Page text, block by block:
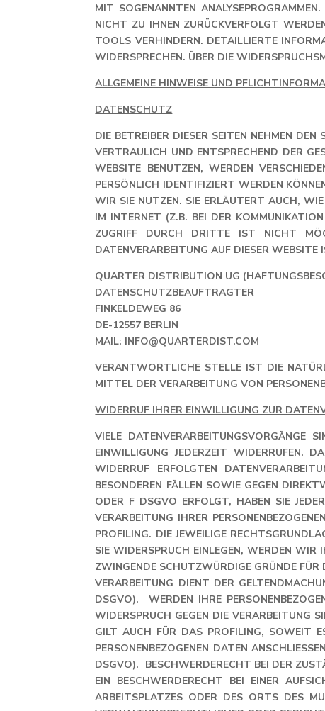
MIT SOGENANNTEN
NICHT ZU IHNEN ZURÜCKVERFOLGT
TOOLS VERHINDERN. DETAILLIERTE
WIDERSPRECHEN. ÜBER DIE
ALLGEMEINE HINWEISE UND
DATENSCHUTZ
DIE BETREIBER DIESER SEITEN NEHMEN
VERTRAULICH UND ENTSPRECHEND DER
WEBSITE BENUTZEN, WERDEN
PERSÖNLICH IDENTIFIZIERT WERDEN
WIR SIE NUTZEN. SIE ERLÄUTERT AUCH,
IM INTERNET (Z.B. BEI DER
ZUGRIFF DURCH DRITTE IST NICHT
DATENVERARBEITUNG AUF DIESER WEBSITE
QUARTER DISTRIBUTION UG
DATENSCHUTZBEAUFTRAGTER
FINKELDEWEG 86
DE-12557 BERLIN
MAIL: INFO@QUARTERDIST.COM
VERANTWORTLICHE STELLE IST DIE
MITTEL DER VERARBEITUNG VON
WIDERRUF IHRER EINWILLIGUNG ZUR
VIELE DATENVERARBEITUNGSVORGÄNGE
EINWILLIGUNG JEDERZEIT WIDERRUFEN.
IDERRUF ERFOLGTEN
ESONDEREN FÄLLEN SOWIE GEGEN
DER F DSGVO ERFOLGT, HABEN SIE
ERARBEITUNG IHRER
ROFILING. DIE JEWEILIGE
IE WIDERSPRUCH EINLEGEN, WERDEN WIR
WINGENDE SCHUTZWÜRDIGE GRÜNDE FÜR
ERARBEITUNG DIENT DER
SGVO). WERDEN IHRE
IDERSPRUCH GEGEN DIE VERARBEITUNG
ILT AUCH FÜR DAS PROFILING, SOWEIT ES
ERSONENBEZOGENEN DATEN
GVO). BESCHWERDERECHT BEI DER
BESCHWERDERECHT BEI EINER
EITSPLATZES ODER DES ORTS DES